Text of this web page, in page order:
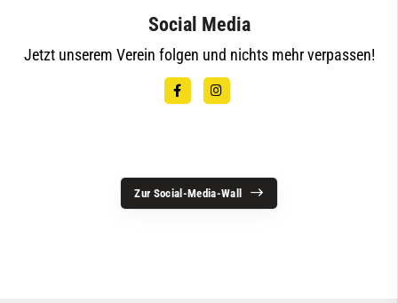
unserem Ausstatter indoortrends.de!
Social Media
Jetzt unserem Verein folgen und nichts mehr verpassen!
Zur Social-Media-Wall